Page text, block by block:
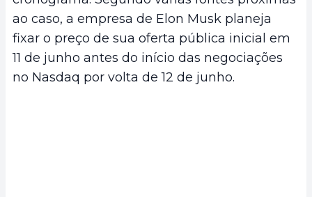
ao caso, a empresa de Elon Musk planeja
fixar o preço de sua oferta pública inicial em
11 de junho antes do início das negociações
no Nasdaq por volta de 12 de junho.